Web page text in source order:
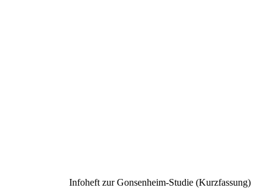
Infoheft zur Gonsenheim-Studie (Kurzfassung)